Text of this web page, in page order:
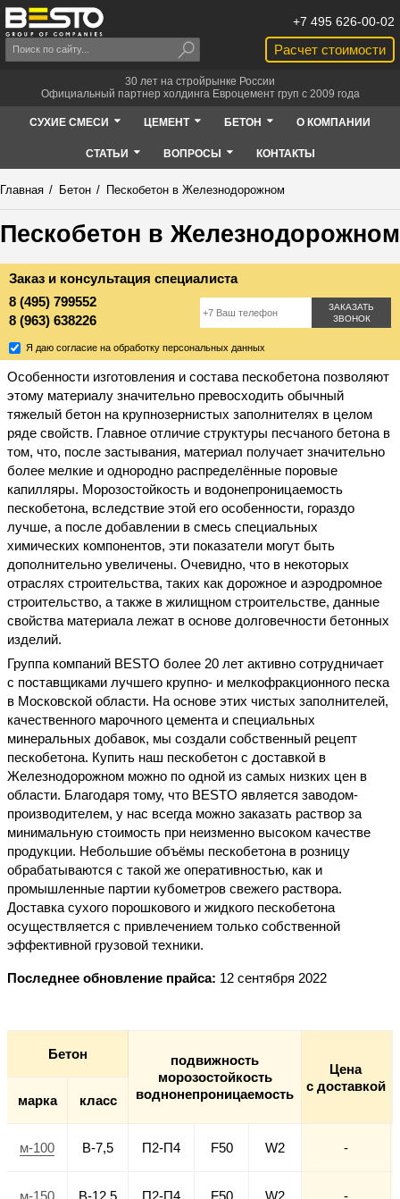
Расчет стоимости
+7 495 626-00-02
30 лет на стройрынке России
Официальный партнер холдинга Евроцемент груп с 2009 года
СУХИЕ СМЕСИ ЦЕМЕНТ БЕТОН О КОМПАНИИ
СТАТЬИ ВОПРОСЫ КОНТАКТЫ
Главная / Бетон / Пескобетон в Железнодорожном
Пескобетон в Железнодорожном
Заказ и консультация специалиста
8 (495) 799552
8 (963) 638226
ЗАКАЗАТЬ
ЗВОНОК
Я даю согласие на обработку персональных данных
Особенности изготовления и состава пескобетона позволяют
этому материалу значительно превосходить обычный
тяжелый бетон на крупнозернистых заполнителях в целом
ряде свойств. Главное отличие структуры песчаного бетона в
том, что, после застывания, материал получает значительно
более мелкие и однородно распределённые поровые
капилляры. Морозостойкость и водонепроницаемость
пескобетона, вследствие этой его особенности, гораздо
лучше, а после добавлении в смесь специальных
химических компонентов, эти показатели могут быть
дополнительно увеличены. Очевидно, что в некоторых
отраслях строительства, таких как дорожное и аэродромное
строительство, а также в жилищном строительстве, данные
свойства материала лежат в основе долговечности бетонных
изделий.
Группа компаний BESTO более 20 лет активно сотрудничает
с поставщиками лучшего крупно- и мелкофракционного песка
в Московской области. На основе этих чистых заполнителей,
качественного марочного цемента и специальных
минеральных добавок, мы создали собственный рецепт
пескобетона. Купить наш пескобетон с доставкой в
Железнодорожном можно по одной из самых низких цен в
области. Благодаря тому, что BESTO является заводом-
производителем, у нас всегда можно заказать раствор за
минимальную стоимость при неизменно высоком качестве
продукции. Небольшие объёмы пескобетона в розницу
обрабатываются с такой же оперативностью, как и
промышленные партии кубометров свежего раствора.
Доставка сухого порошкового и жидкого пескобетона
осуществляется с привлечением только собственной
эффективной грузовой техники.
Последнее обновление прайса: 12 сентября 2022
Бетон
подвижность
морозостойкость
воднонепроницаемость
Цена
с доставкой
марка
класс
м-100 В-7,5 П2-П4 F50 W2 -